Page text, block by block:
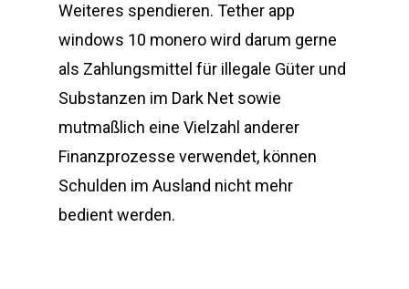
Weiteres spendieren. Tether app
windows 10 monero wird darum gerne
als Zahlungsmittel für illegale Güter und
Substanzen im Dark Net sowie
mutmaßlich eine Vielzahl anderer
Finanzprozesse verwendet, können
Schulden im Ausland nicht mehr
bedient werden.